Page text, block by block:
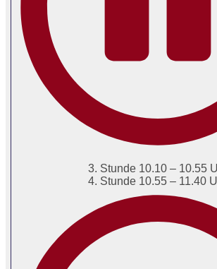
3. Stunde 10.10 – 10.55
4. Stunde 10.55 – 11.40